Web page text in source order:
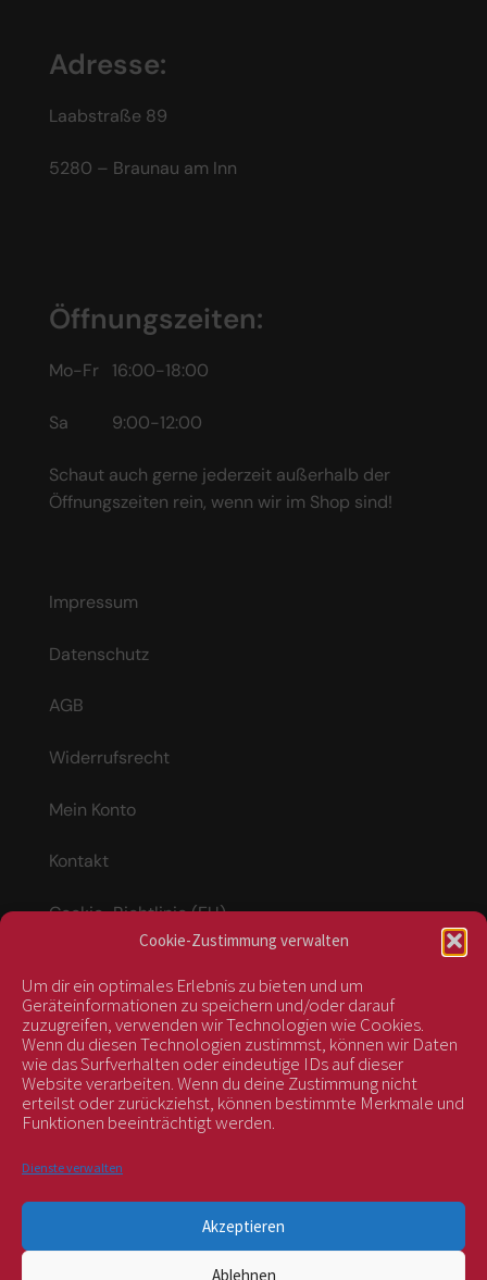
Cookie-Zustimmung verwalten
Um dir ein optimales Erlebnis zu bieten und um
Geräteinformationen zu speichern und/oder darauf
zuzugreifen, verwenden wir Technologien wie Cookies.
Wenn du diesen Technologien zustimmst, können wir Daten
wie das Surfverhalten oder eindeutige IDs auf dieser
Website verarbeiten. Wenn du deine Zustimmung nicht
erteilst oder zurückziehst, können bestimmte Merkmale und
Funktionen beeinträchtigt werden.
Dienste verwalten
Akzeptieren
Ablehnen
Adresse:
Laabstraße 89
5280 – Braunau am Inn
Öffnungszeiten:
Mo-Fr 16:00-18:00
Sa 9:00-12:00
Schaut auch gerne jederzeit außerhalb der
Öffnungszeiten rein, wenn wir im Shop sind!
Impressum
Datenschutz
AGB
Widerrufsrecht
Mein Konto
Kontakt
Cookie-Richtlinie (EU)
Vertrag widerrufen
kontrolliert durch: